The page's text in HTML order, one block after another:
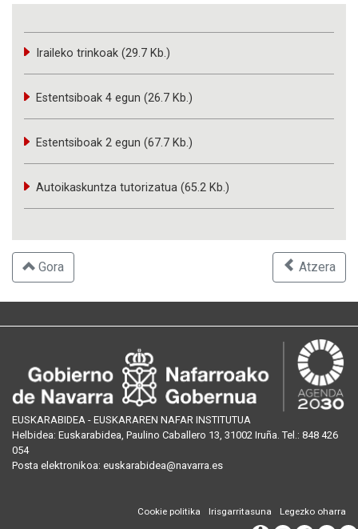
Iraileko trinkoak (29.7 Kb.)
Estentsiboak 4 egun (26.7 Kb.)
Estentsiboak 2 egun (67.7 Kb.)
Autoikaskuntza tutorizatua (65.2 Kb.)
Atzera
Gora
EUSKARABIDEA - EUSKARAREN NAFAR INSTITUTUA
Helbidea: Euskarabidea, Paulino Caballero 13, 31002 Iruña . Tel.: 848 426
054
Posta elektronikoa: euskarabidea@navarra.es
Legezko oharra
Irisgarritasuna
Cookie politika